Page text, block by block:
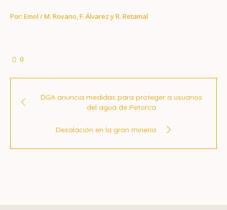
Por: Emol / M. Rovano, F. Álvarez y R. Retamal
0
DGA anuncia medidas para proteger a usuarios
del agua de Petorca
Desalación en la gran minería